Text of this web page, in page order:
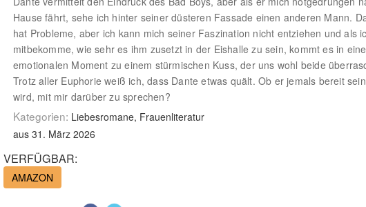
Hause fährt, sehe ich hinter seiner düsteren Fassade einen anderen Mann.
hat Probleme, aber ich kann mich seiner Faszination nicht entziehen und als
mitbekomme, wie sehr es ihm zusetzt in der Eishalle zu sein, kommt es in
emotionalen Moment zu einem stürmischen Kuss, der uns wohl beide
Trotz aller Euphorie weiß ich, dass Dante etwas quält. Ob er jemals bereit sein
wird, mit mir darüber zu sprechen?
Kategorien: Liebesromane, Frauenliteratur
aus 31. März 2026
VERFÜGBAR:
AMAZON